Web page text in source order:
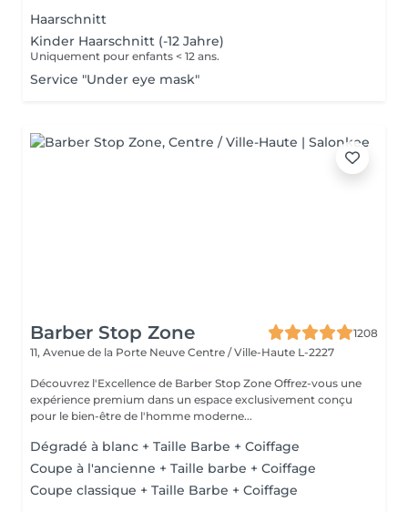
Haarschnitt
Kinder Haarschnitt (-12 Jahre)
Uniquement pour enfants < 12 ans.
Service "Under eye mask"
Barber Stop Zone
1208
11, Avenue de la Porte Neuve Centre / Ville-Haute L-2227
Découvrez l'Excellence de Barber Stop Zone Offrez-vous une
expérience premium dans un espace exclusivement conçu
pour le bien-être de l'homme moderne...
Dégradé à blanc + Taille Barbe + Coiffage
Coupe à l'ancienne + Taille barbe + Coiffage
Coupe classique + Taille Barbe + Coiffage